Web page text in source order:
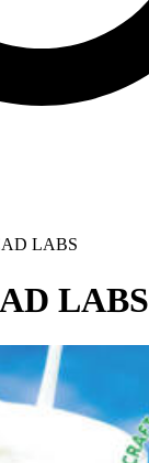
LABS
LABS